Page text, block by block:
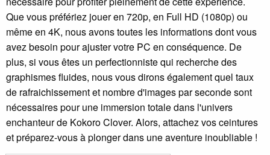
Que vous préfériez jouer en 720p, en Full HD (1080p) ou
même en 4K, nous avons toutes les informations dont vous
avez besoin pour ajuster votre PC en conséquence. De
plus, si vous êtes un perfectionniste qui recherche des
graphismes fluides, nous vous dirons également quel taux
de rafraichissement et nombre d'images par seconde sont
nécessaires pour une immersion totale dans l'univers
enchanteur de Kokoro Clover. Alors, attachez vos ceintures
et préparez-vous à plonger dans une aventure inoubliable !